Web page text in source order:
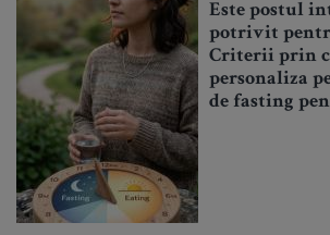
Este postul
potrivit
Criterii prin
personaliza
de fasting